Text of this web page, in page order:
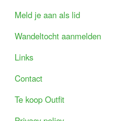
Meld je aan als lid
Wandeltocht aanmelden
Links
Contact
Te koop Outfit